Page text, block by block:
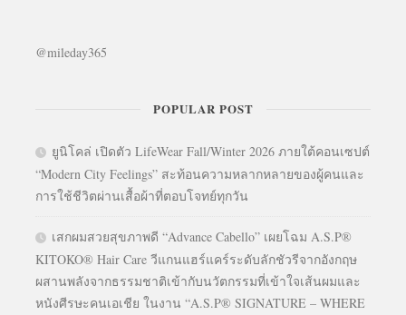
@mileday365
POPULAR POST
ยูนิโคล่ เปิดตัว LifeWear Fall/Winter 2026 ภายใต้คอนเซปต์
“Modern City Feelings” สะท้อนความหลากหลายของผู้คนและ
การใช้ชีวิตผ่านเสื้อผ้าที่ตอบโจทย์ทุกวัน
เสกผมสวยสุขภาพดี “Advance Cabello” เผยโฉม A.S.P®
KITOKO® Hair Care วีแกนแฮร์แคร์ระดับลักชัวรีจากอังกฤษ
ผสานพลังจากธรรมชาติเข้ากับนวัตกรรมที่เข้าใจเส้นผมและ
หนังศีรษะคนเอเชีย ในงาน “A.S.P® SIGNATURE – WHERE